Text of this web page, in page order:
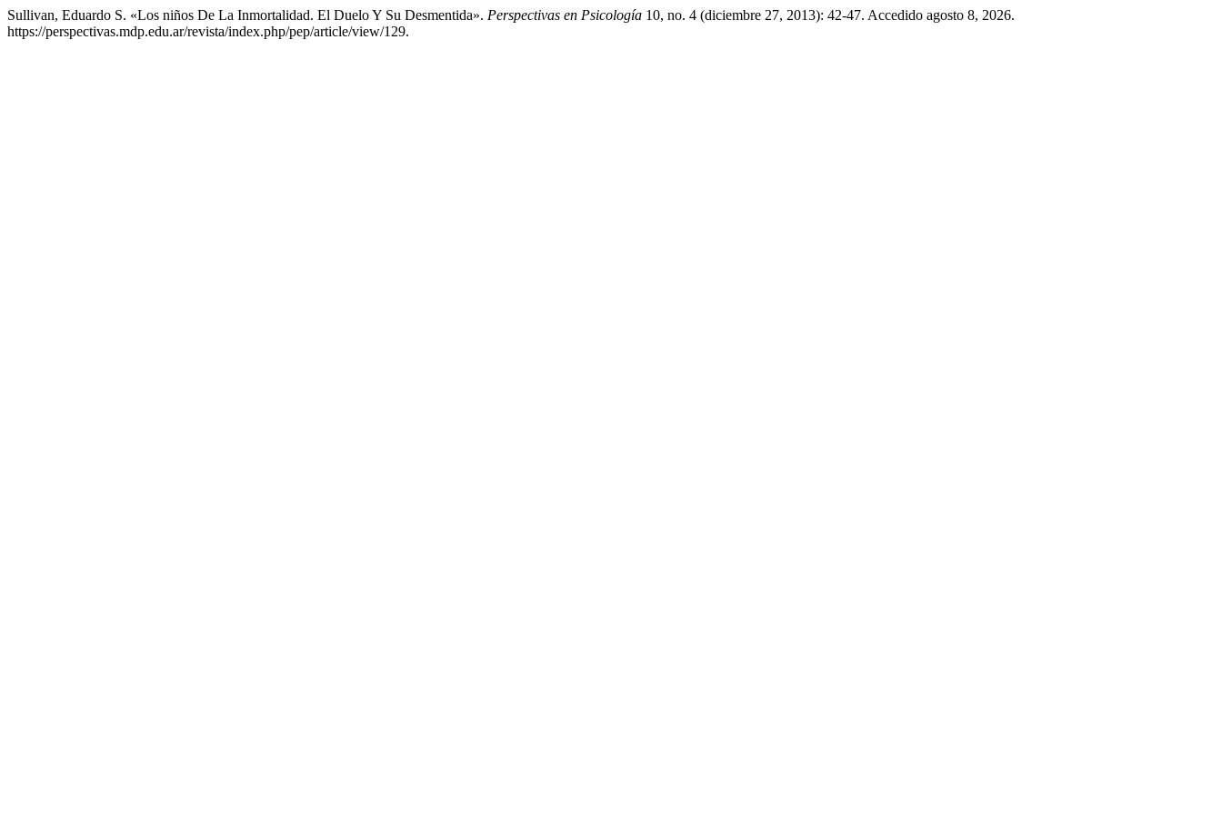
Sullivan, Eduardo S. «Los niños De La Inmortalidad. El Duelo Y Su Desmentida». Perspectivas en Psicología 10, no. 4 (diciembre 27, 2013): 42-47. Accedido agosto 8, 2026.
https://perspectivas.mdp.edu.ar/revista/index.php/pep/article/view/129.